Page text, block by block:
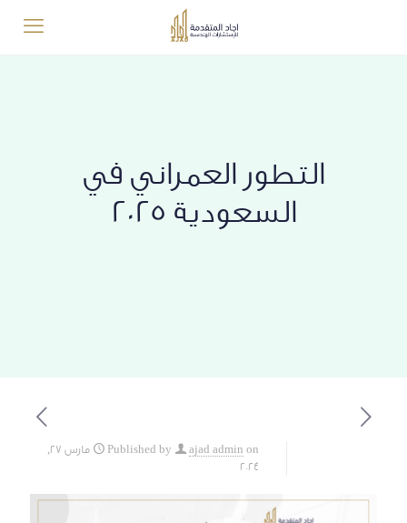
التطور العمراني في
السعودية 2025
Published by ajad admin on
مارس 27,
2024